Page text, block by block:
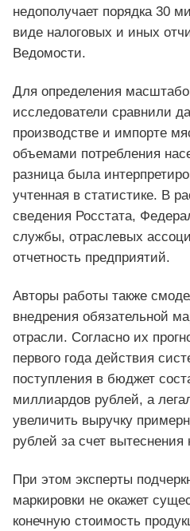
недополучает порядка 30
виде налоговых и иных
Ведомости.
Для определения
исследователи сравнили
производстве и импорте
объемами потребления
разница была
учтенная в статистике. В
сведения Росстата,
службы, отраслевых
отчетность предприятий.
Авторы работы также
внедрения обязательной
отрасли. Согласно их
первого года действия
поступления в бюджет
миллиардов рублей, а
увеличить выручку
рублей за счет вытеснения
При этом эксперты
маркировки не окажет
конечную стоимость